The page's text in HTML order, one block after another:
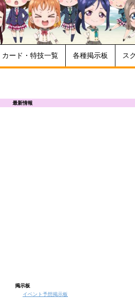
カード・特技一覧 各種掲示板 ス
最新情報
掲示板
イベント予想掲示板